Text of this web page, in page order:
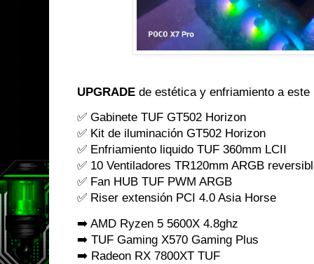
UPGRADE de estética y enfriamiento a
✅ Gabinete TUF GT502 Horizon
✅ Kit de iluminación GT502 Horizon
✅ Enfriamiento liquido TUF 360mm LCII
✅ 10 Ventiladores TR120mm ARGB
✅ Fan HUB TUF PWM ARGB
✅ Riser extensión PCI 4.0 Asia Horse
➡️ AMD Ryzen 5 5600X 4.8ghz
➡️ TUF Gaming X570 Gaming Plus
➡️ Radeon RX 7800XT TUF